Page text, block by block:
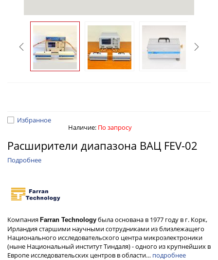
Избранное
Наличие: По запросу
Расширители диапазона ВАЦ FEV-02
Подробнее
Компания Farran Technology была основана в 1977 году в г. Корк,
Ирландия старшими научными сотрудниками из близлежащего
Национального исследовательского центра микроэлектроники
(ныне Национальный институт Тиндаля) - одного из крупнейших в
Европе исследовательских центров в области… подробнее